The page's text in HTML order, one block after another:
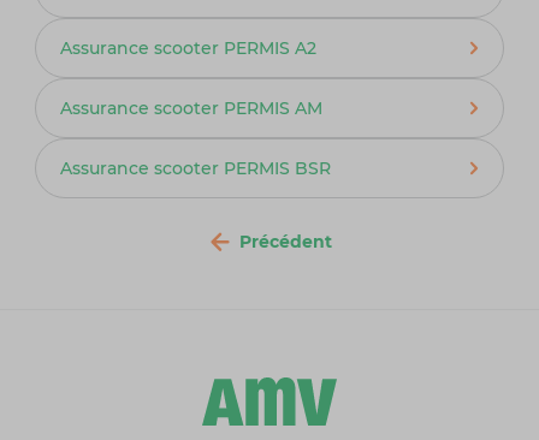
Assurance scooter PERMIS A2
Assurance scooter PERMIS AM
Assurance scooter PERMIS BSR
Précédent